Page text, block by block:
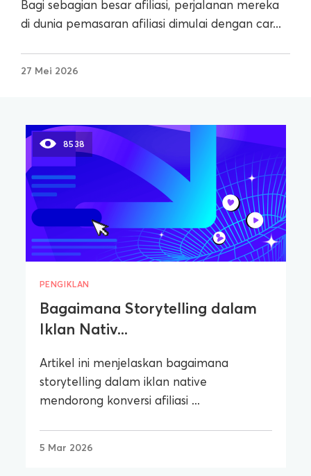
Bagi sebagian besar afiliasi, perjalanan mereka
di dunia pemasaran afiliasi dimulai dengan car...
27 Mei 2026
8538
PENGIKLAN
Bagaimana Storytelling dalam
Iklan Nativ...
Artikel ini menjelaskan bagaimana
storytelling dalam iklan native
mendorong konversi afiliasi ...
5 Mar 2026